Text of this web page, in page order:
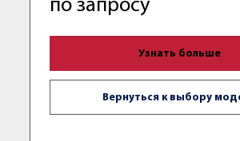
по запросу
Узнать больше
Вернуться к выбору